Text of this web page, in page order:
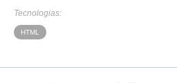
Tecnologias:
HTML